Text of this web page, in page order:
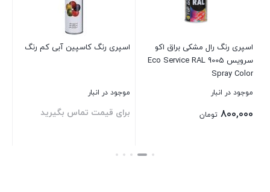
اسپری رنگ رال مشکی براق اکو
سرویس 9005 Eco Service RAL
Spray Color
موجود در انبار
800,000 تومان
اسپری رنگ کاسپین آبی کم رنگ
موجود در انبار
برای قیمت تماس بگیرید
بستن